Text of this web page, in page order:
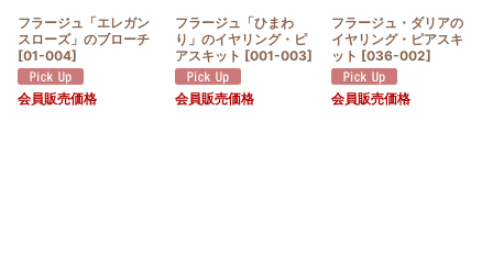
フラージュ「エレガン
スローズ」のブローチ
[01-004]
会員販売価格
フラージュ「ひまわ
り」のイヤリング・ピ
アスキット [001-003]
会員販売価格
フラージュ・ダリアの
イヤリング・ピアスキ
ット [036-002]
会員販売価格